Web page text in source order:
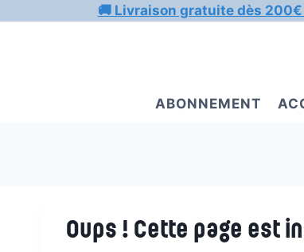
🚚 Livraison gratuite dès
ABONNEMENT
Oups ! Cette page est